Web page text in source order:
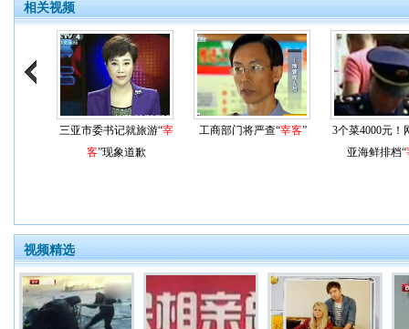
相关视频
三亚市委书记就旅游“宰
客”现象道歉
工商部门将严查“宰客”
3个菜4000元！
亚海鲜排档“
视频精选